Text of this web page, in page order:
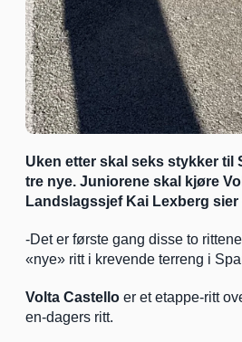
Uken etter skal seks stykker til
tre nye. Juniorene skal kjøre
Landslagssjef Kai Lexberg sier
-Det er første gang disse to
«nye» ritt i krevende terreng i
Volta Castello er et etappe-ritt
en-dagers ritt.